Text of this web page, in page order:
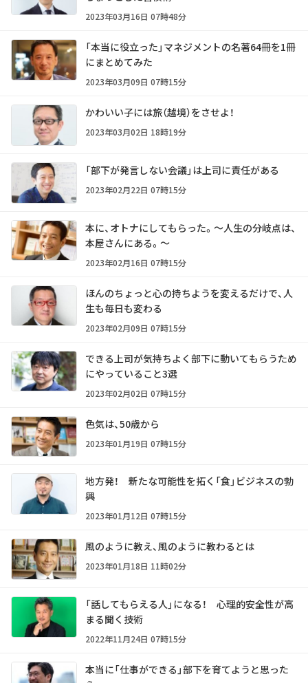
2023年03月16日 07時48分
「本当に役立った」マネジメントの名著64冊を1冊
にまとめてみた
2023年03月09日 07時15分
かわいい子には旅（越境）をさせよ！
2023年03月02日 18時19分
「部下が発言しない会議」は上司に責任がある
2023年02月22日 07時15分
本に、オトナにしてもらった。～人生の分岐点は、
本屋さんにある。～
2023年02月16日 07時15分
ほんのちょっと心の持ちようを変えるだけで、人
生も毎日も変わる
2023年02月09日 07時15分
できる上司が気持ちよく部下に動いてもらうため
にやっていること3選
2023年02月02日 07時15分
色気は、50歳から
2023年01月19日 07時15分
地方発！ 新たな可能性を拓く「食」ビジネスの勃
興
2023年01月12日 07時15分
風のように教え、風のように教わるとは
2023年01月18日 11時02分
「話してもらえる人」になる！ 心理的安全性が高
まる聞く技術
2022年11月24日 07時15分
本当に「仕事ができる」部下を育てようと思った